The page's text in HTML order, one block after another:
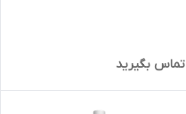
تماس بگیرید